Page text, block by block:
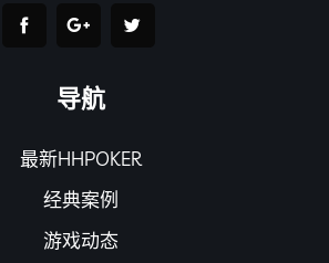
导航
最新HHPOKER
经典案例
游戏动态